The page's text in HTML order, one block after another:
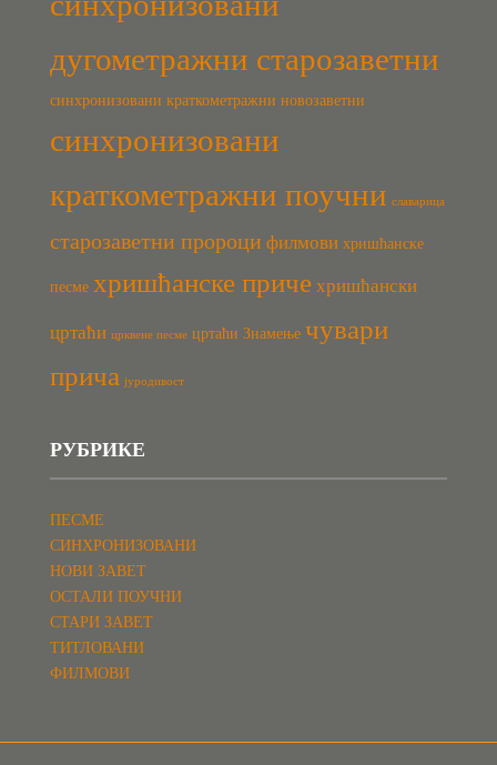
дугометражни старозаветни
синхронизовани краткометражни новозаветни
синхронизовани
краткометражни поучни славарица
старозаветни пророци филмови хришћанске
песме хришћанске приче хришћански
цртаћи црквене песме цртаћи Знамење чувари
прича јуродивост
РУБРИКЕ
ПЕСМЕ
СИНХРОНИЗОВАНИ
НОВИ ЗАВЕТ
ОСТАЛИ ПОУЧНИ
СТАРИ ЗАВЕТ
ТИТЛОВАНИ
ФИЛМОВИ